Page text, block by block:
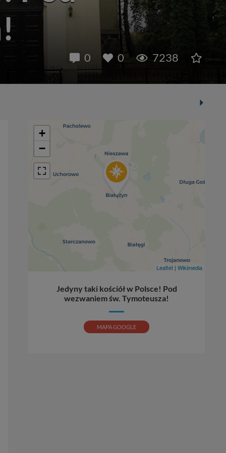
0 0 7238
+
−
Leaflet | Wikimedia
Jedyny taki kościół w Polsce! Pod
wezwaniem św. Tymoteusza!
MAPA GOOGLE